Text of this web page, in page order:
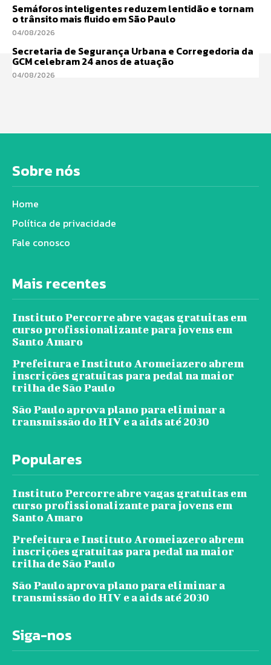
Semáforos inteligentes reduzem lentidão e tornam
o trânsito mais fluido em São Paulo
04/08/2026
Secretaria de Segurança Urbana e Corregedoria da
GCM celebram 24 anos de atuação
04/08/2026
Sobre nós
Home
Política de privacidade
Fale conosco
Mais recentes
Instituto Percorre abre vagas gratuitas em
curso profissionalizante para jovens em
Santo Amaro
Prefeitura e Instituto Aromeiazero abrem
inscrições gratuitas para pedal na maior
trilha de São Paulo
São Paulo aprova plano para eliminar a
transmissão do HIV e a aids até 2030
Populares
Instituto Percorre abre vagas gratuitas em
curso profissionalizante para jovens em
Santo Amaro
Prefeitura e Instituto Aromeiazero abrem
inscrições gratuitas para pedal na maior
trilha de São Paulo
São Paulo aprova plano para eliminar a
transmissão do HIV e a aids até 2030
Siga-nos